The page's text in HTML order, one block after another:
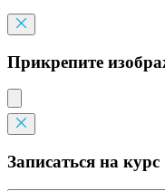
Прикрепите
Записаться на курс